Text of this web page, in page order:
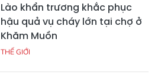
Lào khẩn trương khắc phục
hậu quả vụ cháy lớn tại chợ ở
Khăm Muồn
THẾ GIỚI